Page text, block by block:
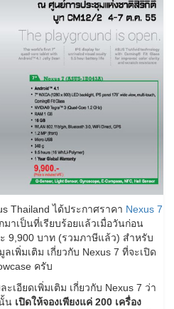
Thailand ได้ประกาศราคา Nexus 7
าเป็นที่เรียบร้อยแล้วเมื่อวันก่อน
9,900 บาท (รวมภาษีแล้ว) สำหรับ
เพิ่มเติม เกี่ยวกับ Nexus 7 ที่จะเปิด
ครับ
เอียดเพิ่มเติม เกี่ยวกับ Nexus 7 ว่า
น เปิดให้จองเพียงแค่ 200 เครื่อง